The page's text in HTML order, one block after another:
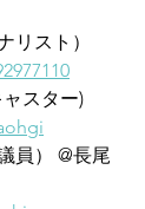
リスト）
ャスター)
員） @長尾